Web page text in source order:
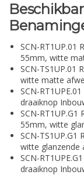
SCN-RT1UP.01
55mm, witte
SCN-TS1UP.01
witte matte
SCN-
draaiknop
SCN-
55mm, witte
SCN-
witte glanzende
SCN-
draaiknop